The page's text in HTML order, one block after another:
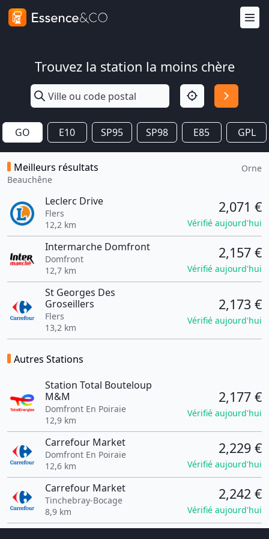
Trouvez la station la moins chère
GO E10 SP95 SP98 E85 GPL
Meilleurs résultats
Beauchêne
Orne
Leclerc Drive
Flers
12,2 km
2,071 €
Vérifié aujourd'hui
Intermarche Domfront
Domfront
12,7 km
2,157 €
Vérifié aujourd'hui
St Georges Des
Groseillers
Flers
13,2 km
2,173 €
Vérifié aujourd'hui
Autres Stations
Station Total Bouteloup
M&M
Domfront En Poiraie
12,9 km
2,177 €
Vérifié aujourd'hui
Carrefour Market
Domfront En Poiraie
12,6 km
2,229 €
Vérifié aujourd'hui
Carrefour Market
Tinchebray-Bocage
8,9 km
2,242 €
Vérifié aujourd'hui